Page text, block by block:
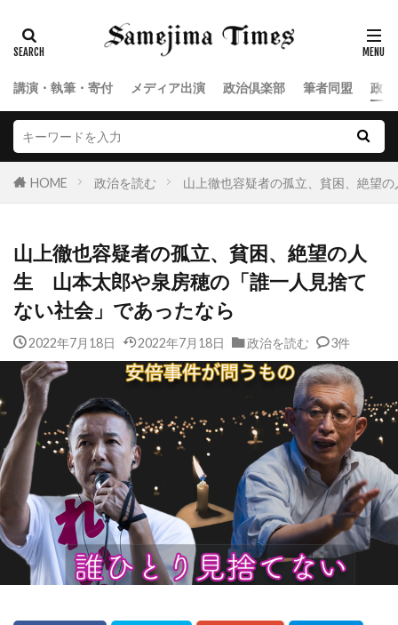
講演・執筆・寄付 メディア出演 政治倶楽部 筆者同盟 政
HOME 政治を読む 山上徹也容疑者の孤立、貧困、絶望
山上徹也容疑者の孤立、貧困、絶望の人
生 山本太郎や泉房穂の「誰一人見捨て
ない社会」であったなら
2022年7月18日 2022年7月18日 政治を読む 3件